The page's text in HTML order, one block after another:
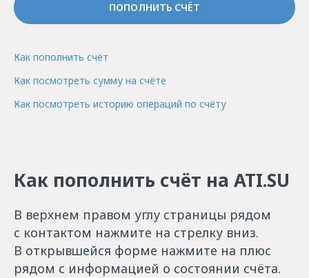
ПОПОЛНИТЬ СЧЁТ
Как пополнить счёт
Как посмотреть сумму на счёте
Как посмотреть историю операций по счёту
Как пополнить счёт на ATI.SU
В верхнем правом углу страницы рядом
с контактом нажмите на стрелку вниз.
В открывшейся форме нажмите на плюс
рядом с информацией о состоянии счёта.